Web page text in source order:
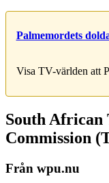
Palmemordets
Visa TV-världen att
South African
Commission
Från wpu.nu